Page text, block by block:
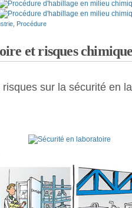
Procédure
et risques
sur la sécurité en